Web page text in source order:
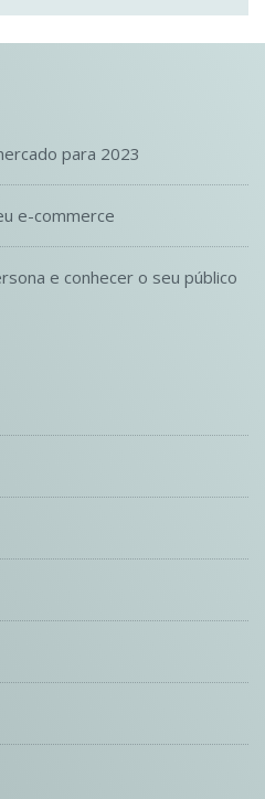
para 2023
e-commerce
e conhecer o seu público